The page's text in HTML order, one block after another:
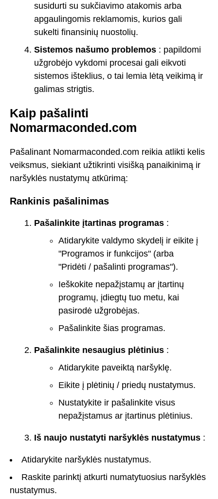
susidurti su sukčiavimo atakomis arba
apgaulingomis reklamomis, kurios gali
sukelti finansinių nuostolių.
Sistemos našumo problemos : papildomi
užgrobėjo vykdomi procesai gali eikvoti
sistemos išteklius, o tai lemia lėtą veikimą ir
galimas strigtis.
Kaip pašalinti
Nomarmaconded.com
Pašalinant Nomarmaconded.com reikia atlikti kelis
veiksmus, siekiant užtikrinti visišką panaikinimą ir
naršyklės nustatymų atkūrimą:
Rankinis pašalinimas
Pašalinkite įtartinas programas :
Atidarykite valdymo skydelį ir eikite į
"Programos ir funkcijos" (arba
"Pridėti / pašalinti programas").
Ieškokite nepažįstamų ar įtartinų
programų, įdiegtų tuo metu, kai
pasirodė užgrobėjas.
Pašalinkite šias programas.
Pašalinkite nesaugius plėtinius :
Atidarykite paveiktą naršyklę.
Eikite į plėtinių / priedų nustatymus.
Nustatykite ir pašalinkite visus
nepažįstamus ar įtartinus plėtinius.
Iš naujo nustatyti naršyklės nustatymus :
Atidarykite naršyklės nustatymus.
Raskite parinktį atkurti numatytuosius naršyklės
nustatymus.